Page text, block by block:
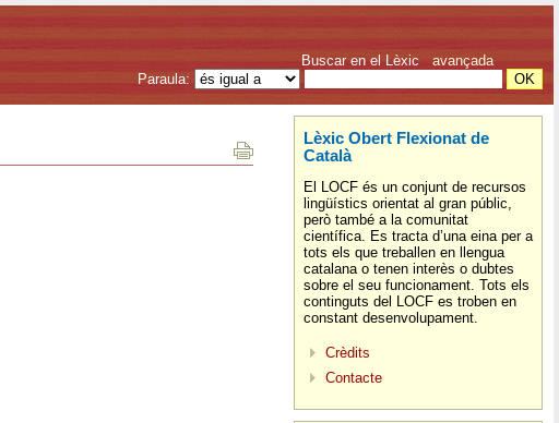
Buscar en el Lèxic avançada
Paraula:
Lèxic Obert Flexionat de
Català
El LOCF és un conjunt de recursos
lingüístics orientat al gran públic,
però també a la comunitat
científica. Es tracta d’una eina per a
tots els que treballen en llengua
catalana o tenen interès o dubtes
sobre el seu funcionament. Tots els
continguts del LOCF es troben en
constant desenvolupament.
Crèdits
Contacte